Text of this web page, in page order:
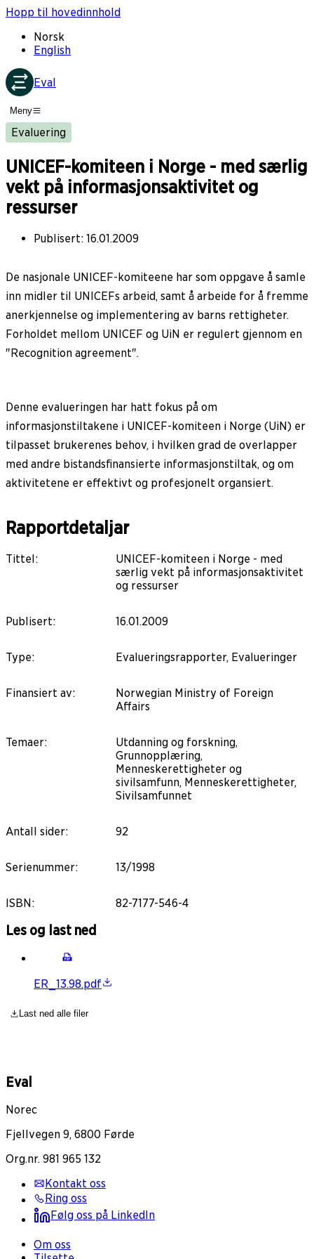
Hopp til hovedinnhold
Norsk
English
Eval
Meny
Evaluering
UNICEF-komiteen i Norge - med særlig
vekt på informasjonsaktivitet og
ressurser
Publisert: 16.01.2009
De nasjonale UNICEF-komiteene har som oppgave å samle
inn midler til UNICEFs arbeid, samt å arbeide for å fremme
anerkjennelse og implementering av barns rettigheter.
Forholdet mellom UNICEF og UiN er regulert gjennom en
"Recognition agreement".
Denne evalueringen har hatt fokus på om
informasjonstiltakene i UNICEF-komiteen i Norge (UiN) er
tilpasset brukerenes behov, i hvilken grad de overlapper
med andre bistandsfinansierte informasjonstiltak, og om
aktivitetene er effektivt og profesjonelt organsiert.
Rapportdetaljar
Tittel:
UNICEF-komiteen i Norge - med
særlig vekt på informasjonsaktivitet
og ressurser
Publisert: 16.01.2009
Type: Evalueringsrapporter, Evalueringer
Finansiert av:
Norwegian Ministry of Foreign
Affairs
Temaer:
Utdanning og forskning,
Grunnopplæring,
Menneskerettigheter og
sivilsamfunn, Menneskerettigheter,
Sivilsamfunnet
Antall sider: 92
Serienummer: 13/1998
ISBN: 82-7177-546-4
Les og last ned
ER_13.98.pdf
Last ned alle filer
Eval
Norec
Fjellvegen 9, 6800 Førde
Org.nr. 981 965 132
Kontakt oss
Ring oss
Følg oss på LinkedIn
Om oss